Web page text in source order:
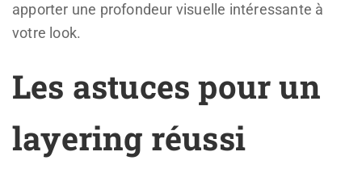
apporter une profondeur visuelle intéressante à
votre look.
Les astuces pour un
layering réussi